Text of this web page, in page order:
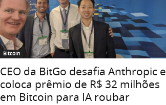
Bitcoin
CEO da BitGo desafia Anthropic e
coloca prêmio de R$ 32 milhões
em Bitcoin para IA roubar